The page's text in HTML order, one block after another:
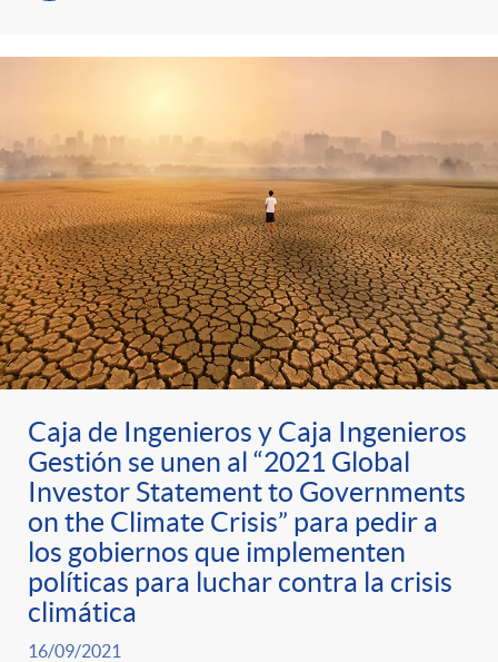
C
a
t
e
g
o
r
o
s
Caja de Ingenieros y Caja Ingenieros
Gestión se unen al “2021 Global
Investor Statement to Governments
on the Climate Crisis” para pedir a
los gobiernos que implementen
políticas para luchar contra la crisis
climática
16/09/2021